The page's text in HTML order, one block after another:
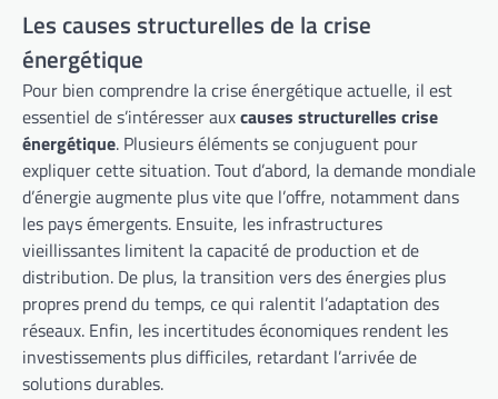
Les causes structurelles de la crise
énergétique
Pour bien comprendre la crise énergétique actuelle, il est
essentiel de s’intéresser auxcauses structurelles crise
énergétique. Plusieurs éléments se conjuguent pour
expliquer cette situation. Tout d’abord, la demande mondiale
d’énergie augmente plus vite que l’offre, notamment dans
les pays émergents. Ensuite, les infrastructures
vieillissantes limitent la capacité de production et de
distribution. De plus, la transition vers des énergies plus
propres prend du temps, ce qui ralentit l’adaptation des
réseaux. Enfin, les incertitudes économiques rendent les
investissements plus difficiles, retardant l’arrivée de
solutions durables.